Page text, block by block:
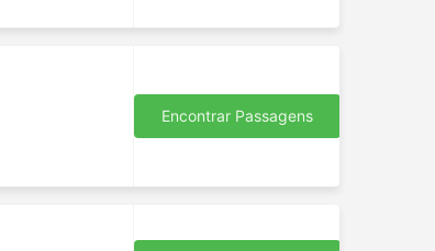
Encontrar Passagens